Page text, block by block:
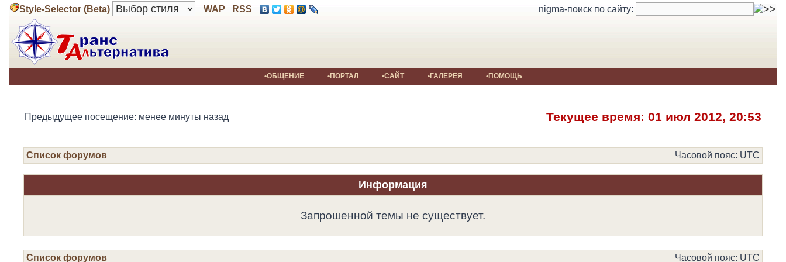
Style-Selector (Beta) WAP RSS nigma-поиск по сайту:
•ОБЩЕНИЕ •ПОРТАЛ •САЙТ •ГАЛЕРЕЯ •ПОМОЩЬ
Предыдущее посещение: менее минуты назад Текущее время: 01 июл 2012, 20:53
Список форумов Часовой пояс: UTC
Информация
Запрошенной темы не существует.
Список форумов Часовой пояс: UTC